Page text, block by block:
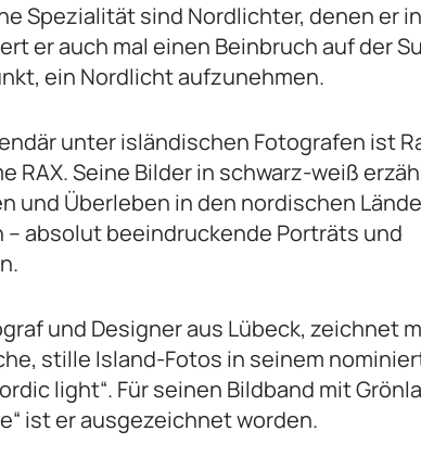
Spezialität sind Nordlichter, denen er
er auch mal einen Beinbruch auf der
ein Nordlicht aufzunehmen.
unter isländischen Fotografen ist
RAX. Seine Bilder in schwarz-weiß
und Überleben in den nordischen
– absolut beeindruckende Porträts und
und Designer aus Lübeck, zeichnet
stille Island-Fotos in seinem
light“. Für seinen Bildband mit
ist er ausgezeichnet worden.